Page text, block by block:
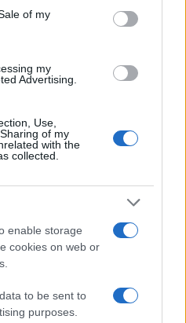
of my
my
Advertising.
Use,
of my
with the
collected.
enable storage
cookies on web or
to be sent to
purposes.
győződve róla,
sikerül
tanterembe,
volna, és
a sábát beállta
időzítve jelent meg az
megb*szom anyádat” –
támadtak